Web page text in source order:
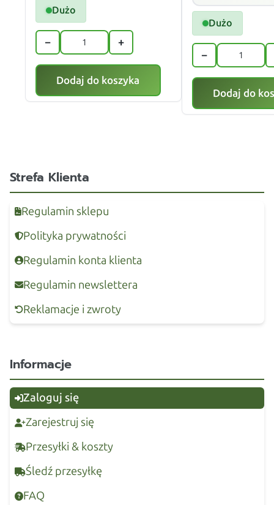
Dużo
− +
Dodaj do koszyka
Dużo
−
Dodaj do
Strefa Klienta
Regulamin sklepu
Polityka prywatności
Regulamin konta klienta
Regulamin newslettera
Reklamacje i zwroty
Informacje
Zaloguj się
Zarejestruj się
Przesyłki & koszty
Śledź przesyłkę
FAQ